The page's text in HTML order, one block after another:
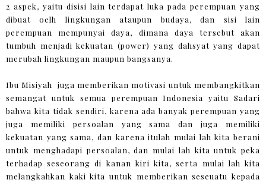
2 aspek, yaitu disisi lain terdapat luka pada perempuan yang
dibuat oelh lingkungan ataupun budaya, dan sisi lain
perempuan mempunyai daya, dimana daya tersebut akan
tumbuh menjadi kekuatan (power) yang dahsyat yang dapat
merubah lingkungan maupun bangsanya.
Ibu Misiyah juga memberikan motivasi untuk membangkitkan
semangat untuk semua perempuan Indonesia yaitu Sadari
bahwa kita tidak sendiri, karena ada banyak perempuan yang
juga memiliki persoalan yang sama dan juga memiliki
kekuatan yang sama, dan karena itulah mulai lah kita berani
untuk menghadapi persoalan, dan mulai lah kita untuk peka
terhadap seseorang di kanan kiri kita, serta mulai lah kita
melangkahkan kaki kita untuk memberikan seseuatu kepada